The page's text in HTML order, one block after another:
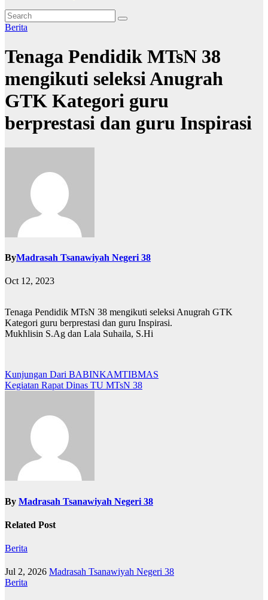
Berita
Tenaga Pendidik MTsN 38
mengikuti seleksi Anugrah
GTK Kategori guru
berprestasi dan guru Inspirasi
ByMadrasah Tsanawiyah Negeri 38
Oct 12, 2023
Tenaga Pendidik MTsN 38 mengikuti seleksi Anugrah GTK
Kategori guru berprestasi dan guru Inspirasi.
Mukhlisin S.Ag dan Lala Suhaila, S.Hi
Post
navigation
Kunjungan Dari BABINKAMTIBMAS
Kegiatan Rapat Dinas TU MTsN 38
By Madrasah Tsanawiyah Negeri 38
Related Post
Berita
Jul 2, 2026 Madrasah Tsanawiyah Negeri 38
Berita